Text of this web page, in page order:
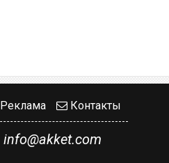
Реклама Контакты
info@akket.com